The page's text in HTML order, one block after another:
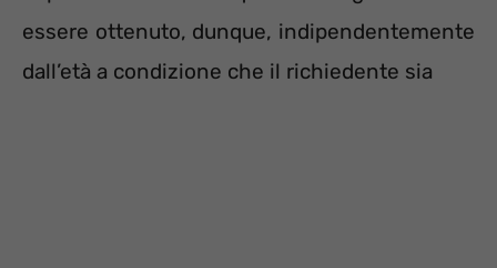
essere ottenuto, dunque, indipendentemente
dall’età a condizione che il richiedente sia